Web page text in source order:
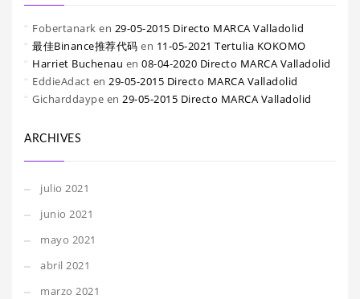
Fobertanark en 29-05-2015 Directo MARCA Valladolid
最佳Binance推荐代码 en 11-05-2021 Tertulia KOKOMO
Harriet Buchenau en 08-04-2020 Directo MARCA Valladolid
EddieAdact en 29-05-2015 Directo MARCA Valladolid
Gicharddaype en 29-05-2015 Directo MARCA Valladolid
ARCHIVES
julio 2021
junio 2021
mayo 2021
abril 2021
marzo 2021